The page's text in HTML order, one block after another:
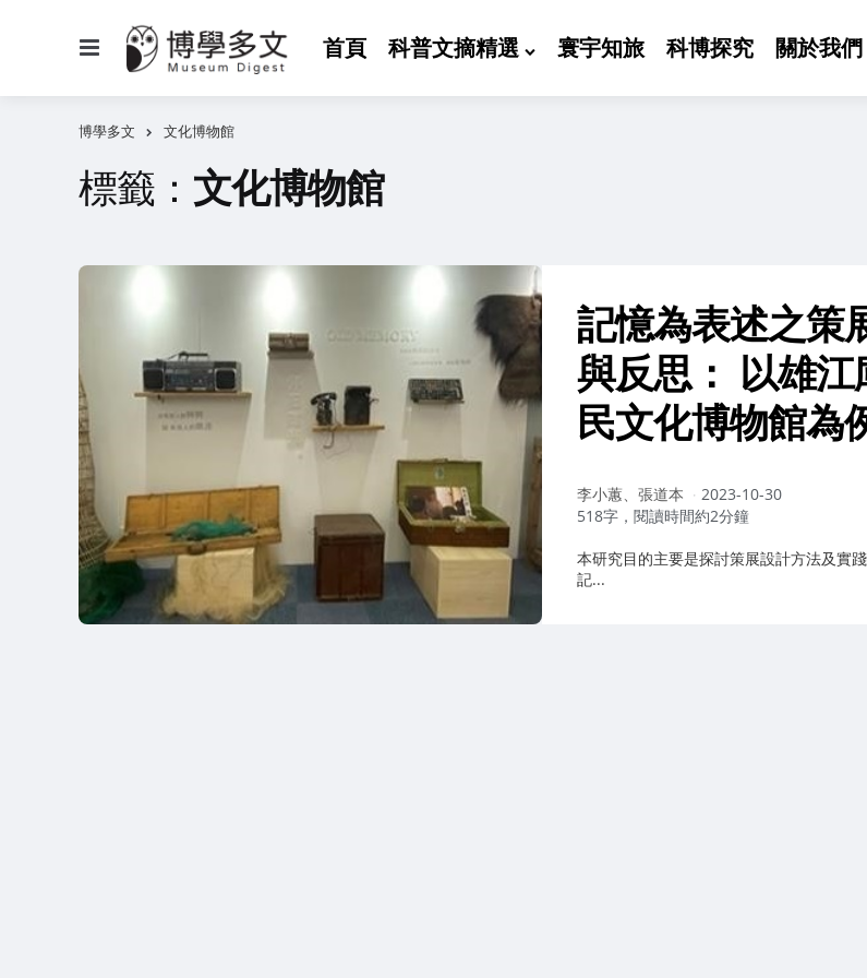
首頁 科普文摘精選 寰宇知旅 科博探究 關於我們
博學多文 文化博物館
標籤： 文化博物館
記憶為表述之策
與反思： 以雄江
民文化博物館為
作
者：
李小蕙、張道本
2023-10-30
518字，閱讀時間約2分鐘
本研究目的主要是探討策展設計方法及實
記...